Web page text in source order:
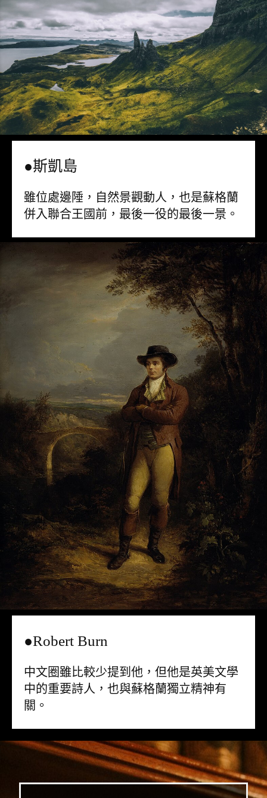
●斯凱島
雖位處邊陲，自然景觀動人，也是蘇格蘭
併入聯合王國前，最後一役的最後一景。
●Robert Burn
中文圈雖比較少提到他，但他是英美文學
中的重要詩人，也與蘇格蘭獨立精神有
關。